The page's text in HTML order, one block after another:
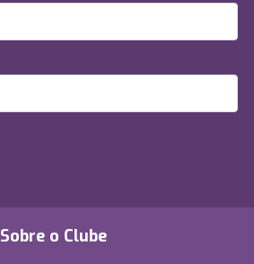
Sobre o Clube